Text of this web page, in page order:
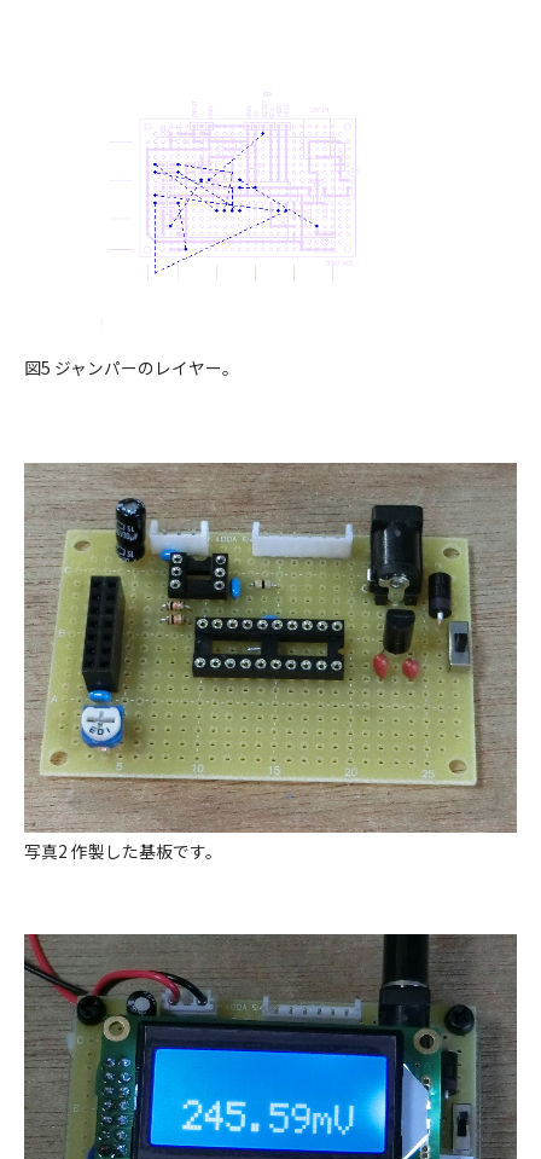
図5 ジャンパーのレイヤー。
写真2 作製した基板です。